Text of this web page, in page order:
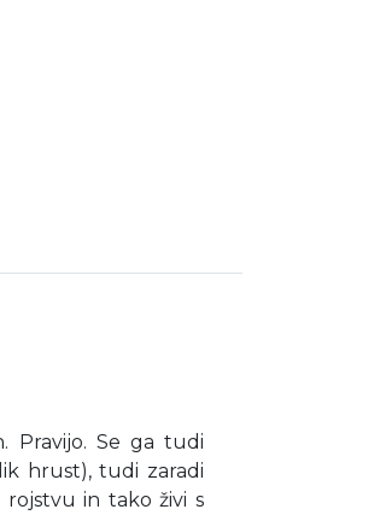
Pravijo. Se ga tudi
hrust), tudi zaradi
in tako živi s